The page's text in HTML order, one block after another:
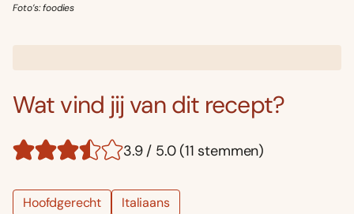
Foto’s: foodies
Wat vind jij van dit recept?
3.9 / 5.0 (11 stemmen)
Hoofdgerecht Italiaans